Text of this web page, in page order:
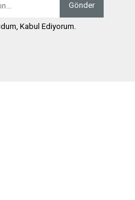
Gönder
Kabul Ediyorum.